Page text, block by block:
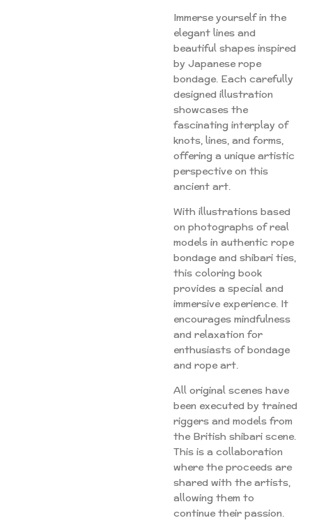
Immerse yourself in the
elegant lines and
beautiful shapes inspired
by Japanese rope
bondage. Each carefully
designed illustration
showcases the
fascinating interplay of
knots, lines, and forms,
offering a unique artistic
perspective on this
ancient art.
With illustrations based
on photographs of real
models in authentic rope
bondage and shibari ties,
this coloring book
provides a special and
immersive experience. It
encourages mindfulness
and relaxation for
enthusiasts of bondage
and rope art.
All original scenes have
been executed by trained
riggers and models from
the British shibari scene.
This is a collaboration
where the proceeds are
shared with the artists,
allowing them to
continue their passion.